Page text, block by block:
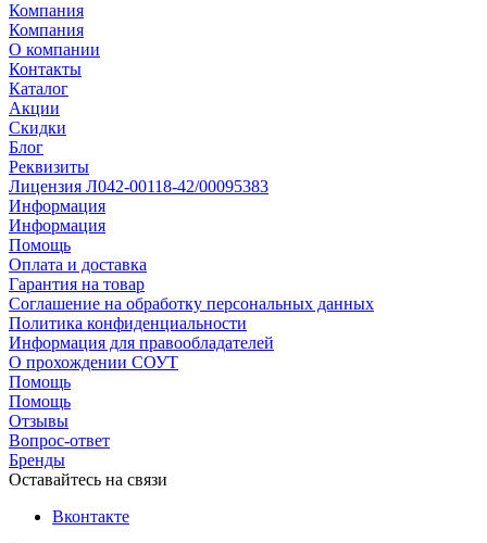
Компания
Компания
О компании
Контакты
Каталог
Акции
Скидки
Блог
Реквизиты
Лицензия Л042-00118-42/00095383
Информация
Информация
Помощь
Оплата и доставка
Гарантия на товар
Соглашение на обработку персональных данных
Политика конфиденциальности
Информация для правообладателей
О прохождении СОУТ
Помощь
Помощь
Отзывы
Вопрос-ответ
Бренды
Оставайтесь на связи
Вконтакте